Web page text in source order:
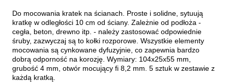
Do mocowania kratek na ścianach. Proste i solidne, sytuują
kratkę w odległości 10 cm od ściany. Zależnie od podłoża -
cegła, beton, drewno itp. - należy zastosować odpowiednie
śruby, zazwyczaj są to kołki rozporowe. Wszystkie elementy
mocowania są cynkowane dyfuzyjnie, co zapewnia bardzo
dobrą odporność na korozję. Wymiary: 104x25x55 mm,
grubość 4 mm, otwór mocujący fi 8,2 mm. 5 sztuk w zestawie z
każdą kratką.